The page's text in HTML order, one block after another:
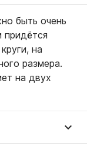
быть очень
придётся
на
размера.
на двух